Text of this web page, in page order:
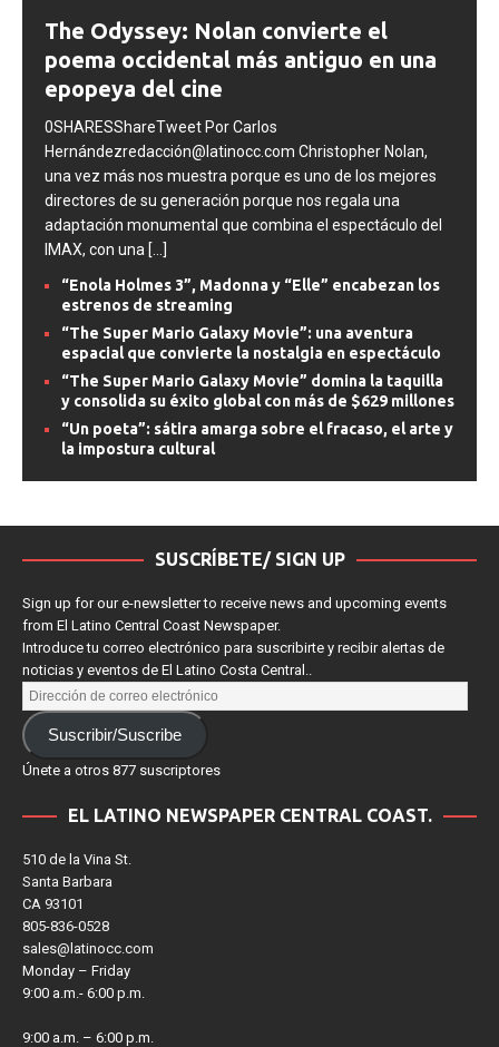
The Odyssey: Nolan convierte el
poema occidental más antiguo en una
epopeya del cine
0SHARESShareTweet Por Carlos
Hernándezredacción@latinocc.com Christopher Nolan,
una vez más nos muestra porque es uno de los mejores
directores de su generación porque nos regala una
adaptación monumental que combina el espectáculo del
[...]
“Enola Holmes 3”, Madonna y “Elle” encabezan los
estrenos de streaming
“The Super Mario Galaxy Movie”: una aventura
espacial que convierte la nostalgia en espectáculo
“The Super Mario Galaxy Movie” domina la taquilla
y consolida su éxito global con más de $629 millones
“Un poeta”: sátira amarga sobre el fracaso, el arte y
la impostura cultural
SUSCRÍBETE/ SIGN UP
Sign up for our e-newsletter to receive news and upcoming events
from El Latino Central Coast Newspaper.
Introduce tu correo electrónico para suscribirte y recibir alertas de
noticias y eventos de El Latino Costa Central..
Únete a otros 877 suscriptores
510 de la Vina St.
Santa Barbara
CA 93101
805-836-0528
sales@latinocc.com
Monday – Friday
9:00 a.m.- 6:00 p.m.